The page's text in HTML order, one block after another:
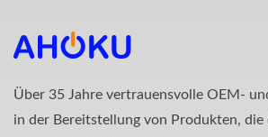
Über 35 Jahre vertrauensvolle OEM-
in der Bereitstellung von Produkten, die